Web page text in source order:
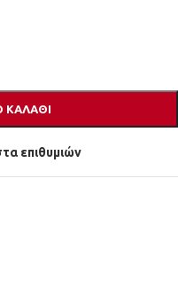
ΚΑΛΆΘΙ
επιθυμιών